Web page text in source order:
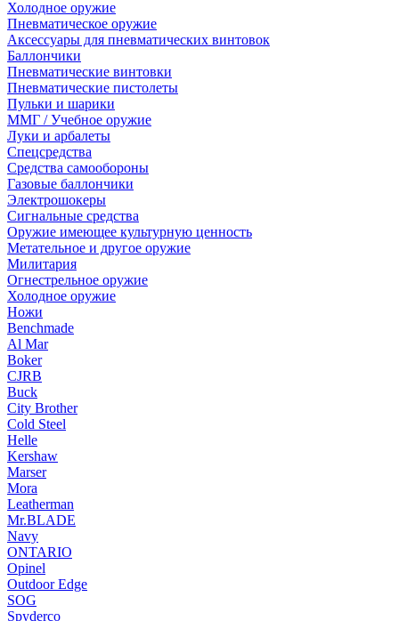
Холодное оружие
Пневматическое оружие
Аксессуары для пневматических винтовок
Баллончики
Пневматические винтовки
Пневматические пистолеты
Пульки и шарики
ММГ / Учебное оружие
Луки и арбалеты
Спецсредства
Средства самообороны
Газовые баллончики
Электрошокеры
Сигнальные средства
Оружие имеющее культурную ценность
Метательное и другое оружие
Милитария
Огнестрельное оружие
Холодное оружие
Ножи
Benchmade
Al Mar
Boker
CJRB
Buck
City Brother
Cold Steel
Helle
Kershaw
Marser
Mora
Leatherman
Mr.BLADE
Navy
ONTARIO
Opinel
Outdoor Edge
SOG
Spyderco